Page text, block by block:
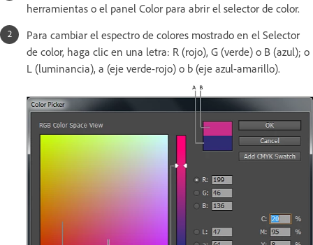
herramientas o el panel Color para abrir el selector de color.
Para cambiar el espectro de colores mostrado en el Selector
de color, haga clic en una letra: R (rojo), G (verde) o B (azul); o
L (luminancia), a (eje verde-rojo) o b (eje azul-amarillo).